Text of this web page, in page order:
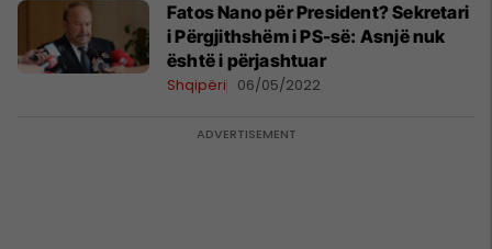
Fatos Nano për President? Sekretari
i Përgjithshëm i PS-së: Asnjë nuk
është i përjashtuar
Shqipëri 06/05/2022